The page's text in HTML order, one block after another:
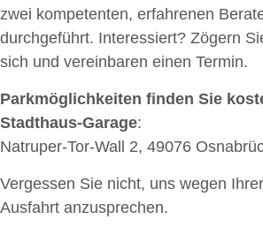
zwei kompetenten, erfahrenen
durchgeführt. Interessiert? Zögern
sich und vereinbaren einen Termin.
Parkmöglichkeiten finden Sie
Stadthaus-Garage:
Natruper-Tor-Wall 2, 49076
Vergessen Sie nicht, uns wegen
Ausfahrt anzusprechen.